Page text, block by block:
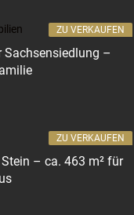
Sachsensiedlung –
ZU VERKAUFEN
– ca. 463 m² für
ZU VERKAUFEN